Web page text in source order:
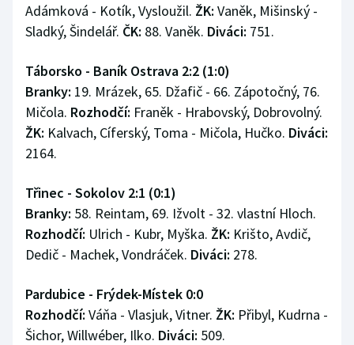
Adámková - Kotík, Vysloužil. ŽK: Vaněk, Mišinský -
Sladký, Šindelář. ČK: 88. Vaněk. Diváci: 751.
Táborsko - Baník Ostrava 2:2 (1:0)
Branky: 19. Mrázek, 65. Džafič - 66. Zápotočný, 76.
Mičola. Rozhodčí: Franěk - Hrabovský, Dobrovolný.
ŽK: Kalvach, Cíferský, Toma - Mičola, Hučko. Diváci:
2164.
Třinec - Sokolov 2:1 (0:1)
Branky: 58. Reintam, 69. Ižvolt - 32. vlastní Hloch.
Rozhodčí: Ulrich - Kubr, Myška. ŽK: Krišto, Avdič,
Dedič - Machek, Vondráček. Diváci: 278.
Pardubice - Frýdek-Místek 0:0
Rozhodčí: Váňa - Vlasjuk, Vitner. ŽK: Přibyl, Kudrna -
Šichor, Willwéber, Ilko. Diváci: 509.